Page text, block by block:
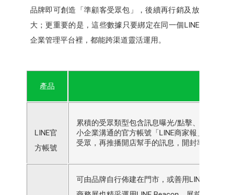
品牌即可創造「準顧客受眾包」，後續再行銷及放
大；更重要的是，這些數據只要綁定在同一個LINE
企業管理平台裡，都能跨渠道靈活運用。
產品
LINE官
方帳號
累積的受眾類型包含訊息曝光/點擊、加入
小企業溝通的官方帳號「LINE商家報」，
受眾，再推播開店幫手的訊息，開封率大幅
可由品牌自行佈建在門市，或善用LINE已佈